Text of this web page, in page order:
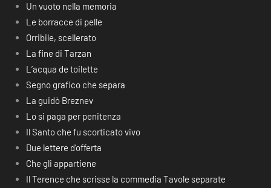
Un vuoto nella memoria
Le borracce di pelle
Orribile, scellerato
La fine di Tarzan
L’acqua de toilette
Segno grafico che separa
La guidò Breznev
Lo si paga per penitenza
Il Santo che fu scorticato vivo
Due lettere d’offerta
Che gli appartiene
Il Terence che scrisse la commedia Tavole separate